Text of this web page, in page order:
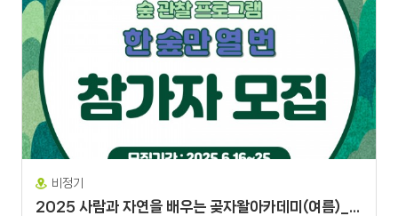
비정기
2025 사람과 자연을 배우는 곶자왈아카데미(여름)_ 숲 관찰 프로그램 '한 숲만 열 번'